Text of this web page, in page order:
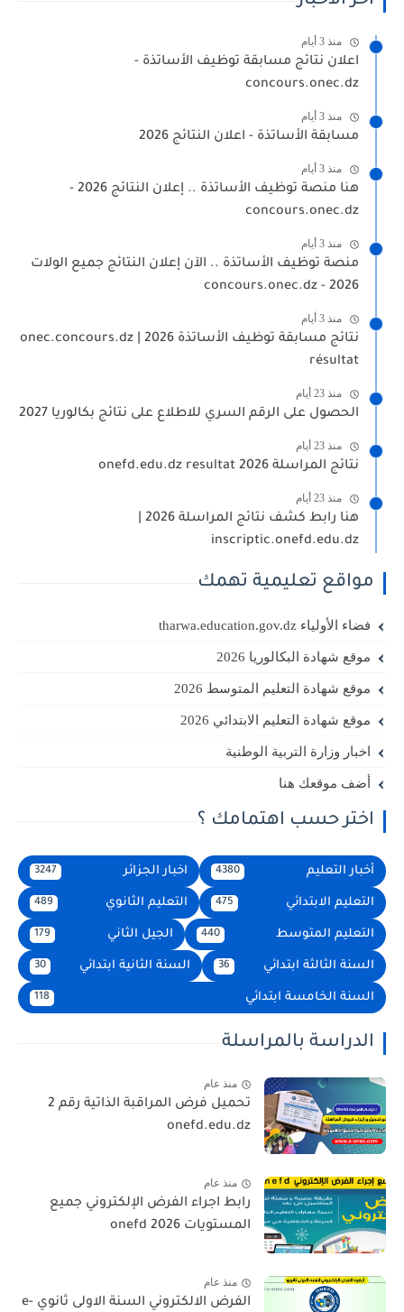
منذ 3 أيام
اعلان نتائج مسابقة توظيف الأساتذة -
concours.onec.dz
منذ 3 أيام
مسابقة الأساتذة - اعلان النتائج 2026
منذ 3 أيام
هنا منصة توظيف الأساتذة .. إعلان النتائج 2026 -
concours.onec.dz
منذ 3 أيام
منصة توظيف الأساتذة .. الآن إعلان النتائج جميع الولات
2026 - concours.onec.dz
منذ 3 أيام
نتائج مسابقة توظيف الأساتذة 2026 | onec.concours.dz
résultat
منذ 23 أيام
الحصول على الرقم السري للاطلاع على نتائج بكالوريا 2027
منذ 23 أيام
نتائج المراسلة 2026 onefd.edu.dz resultat
منذ 23 أيام
هنا رابط كشف نتائج المراسلة 2026 |
inscriptic.onefd.edu.dz
مواقع تعليمية تهمك
فضاء الأولياء tharwa.education.gov.dz
موقع شهادة البكالوريا 2026
موقع شهادة التعليم المتوسط 2026
موقع شهادة التعليم الابتدائي 2026
اخبار وزارة التربية الوطنية
أضف موقعك هنا
اختر حسب اهتمامك ؟
أخبار التعليم 4380 اخبار الجزائر 3247
التعليم الابتدائي 475 التعليم الثانوي 489
التعليم المتوسط 440 الجيل الثاني 179
السنة الثالثة ابتدائي السنة الثانية ابتدائي
السنة الخامسة ابتدائي 118
الدراسة بالمراسلة
منذ عام
تحميل فرض المراقبة الذاتية رقم 2
onefd.edu.dz
منذ عام
رابط اجراء الفرض الإلكتروني جميع
المستويات 2026 onefd
منذ عام
الفرض الالكتروني السنة الاولى ثانوي e-